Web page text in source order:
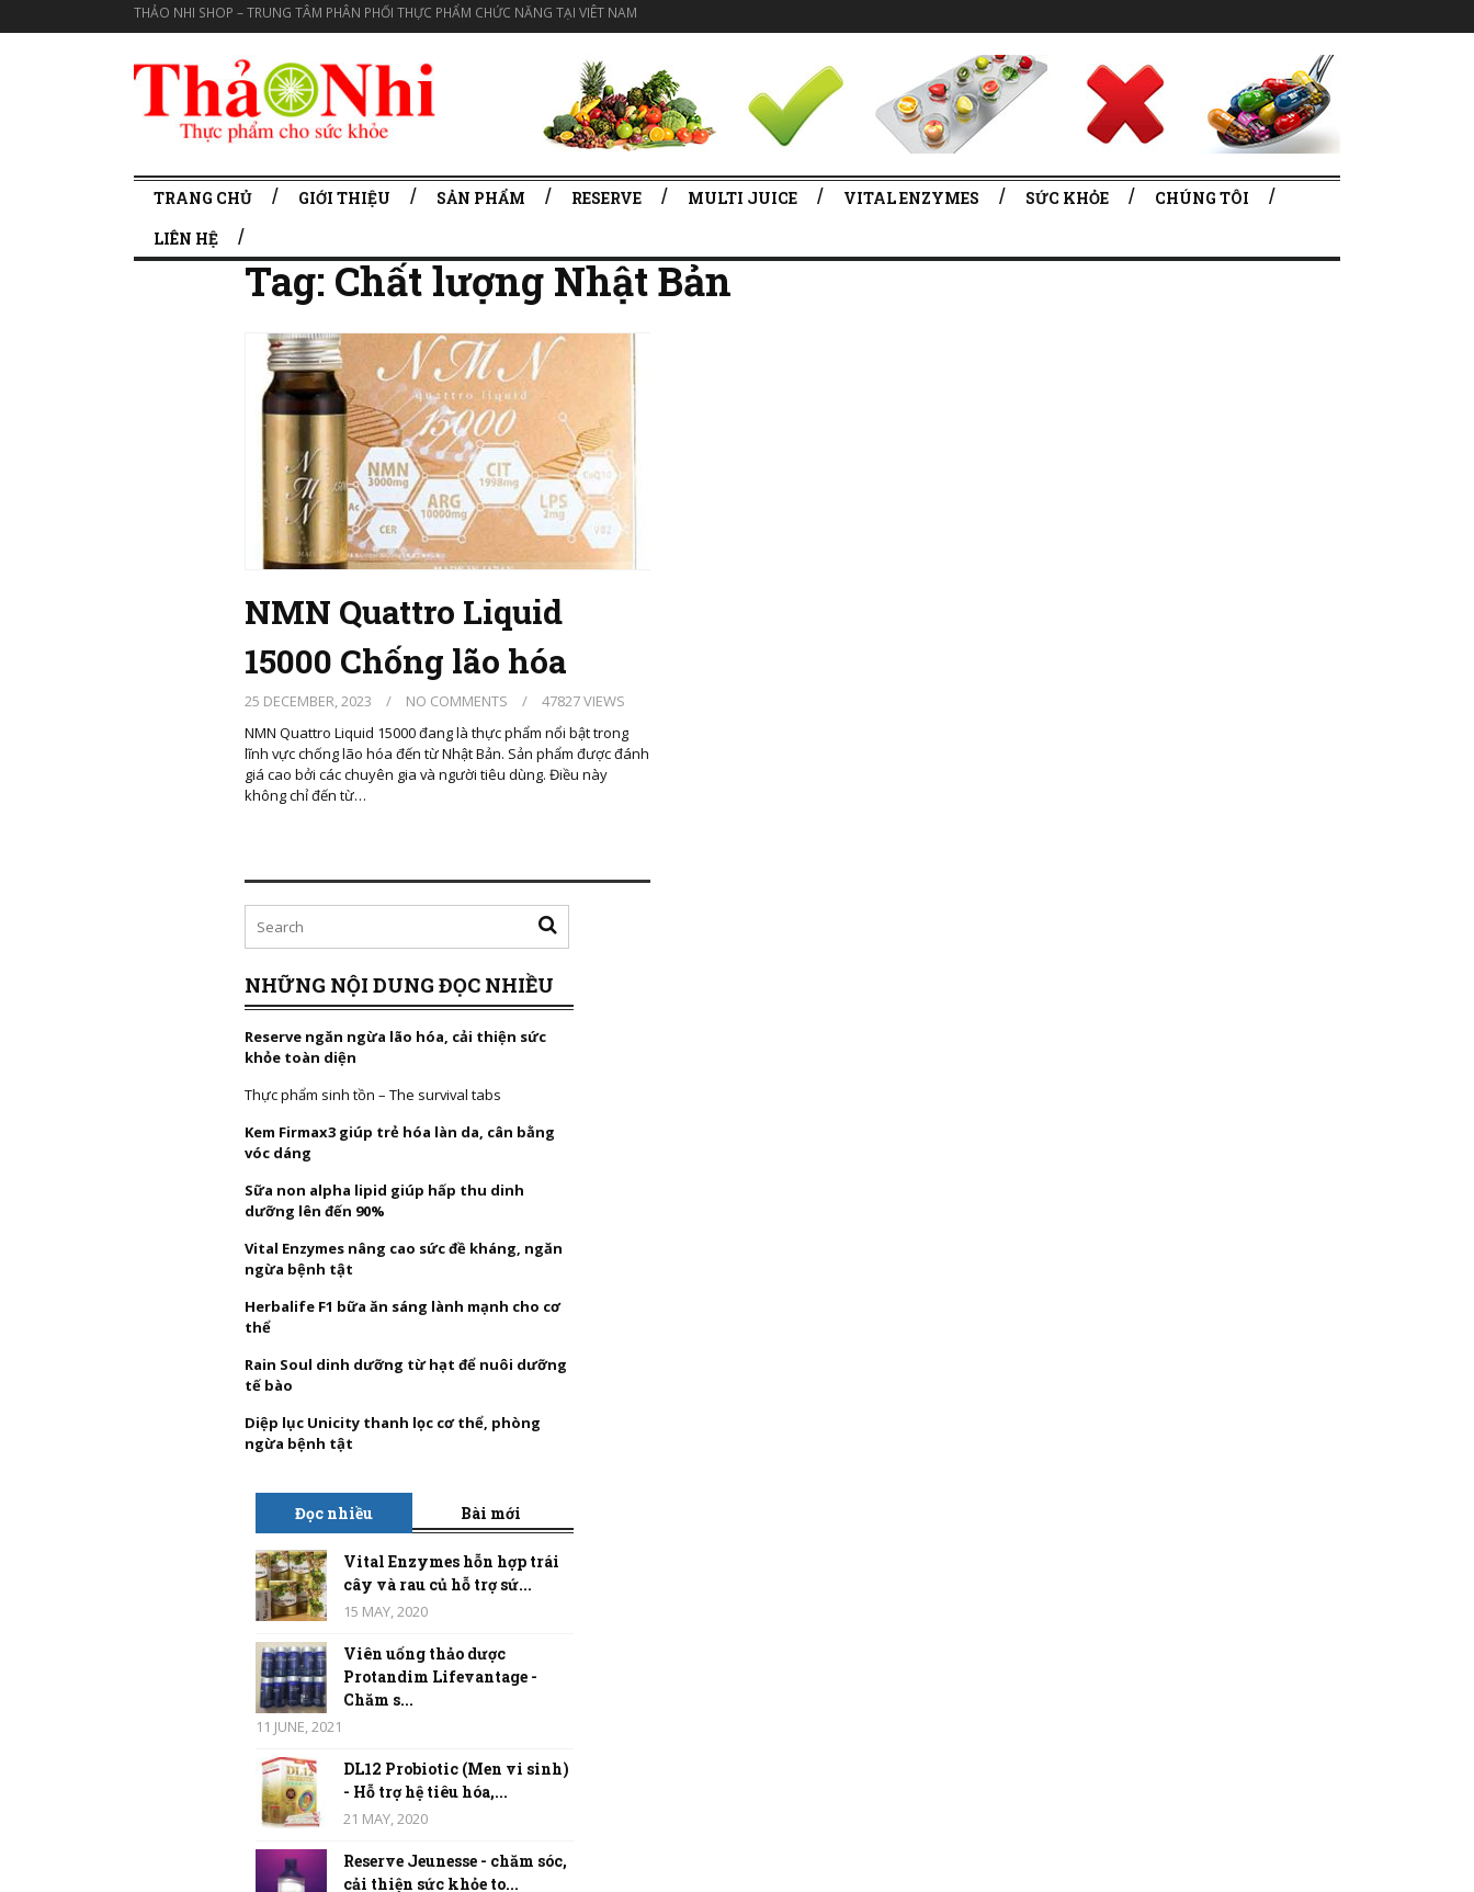
THẢO NHI SHOP – TRUNG TÂM PHÂN PHỐI THỰC PHẨM CHỨC NĂNG TẠI VIÊT NAM
TRANG CHỦ GIỚI THIỆU SẢN PHẨM RESERVE MULTI JUICE VITAL ENZYMES SỨC KHỎE
CHÚNG TÔI
LIÊN HỆ
Tag: Chất lượng Nhật Bản
NMN Quattro Liquid
15000 Chống lão hóa
25 DECEMBER, 2023 / NO COMMENTS /
47827 VIEWS
NMN Quattro Liquid 15000 đang là thực phẩm nổi bật trong
lĩnh vực chống lão hóa đến từ Nhật Bản. Sản phẩm được đánh
giá cao bởi các chuyên gia và người tiêu dùng. Điều này
không chỉ đến từ…
NHỮNG NỘI DUNG ĐỌC NHIỀU
Reserve ngăn ngừa lão hóa, cải thiện sức
khỏe toàn diện
Thực phẩm sinh tồn – The survival tabs
Kem Firmax3 giúp trẻ hóa làn da, cân bằng
vóc dáng
Sữa non alpha lipid giúp hấp thu dinh
dưỡng lên đến 90%
Vital Enzymes nâng cao sức đề kháng, ngăn
ngừa bệnh tật
Herbalife F1 bữa ăn sáng lành mạnh cho cơ
thể
Rain Soul dinh dưỡng từ hạt để nuôi dưỡng
tế bào
Diệp lục Unicity thanh lọc cơ thể, phòng
ngừa bệnh tật
Đọc nhiều Bài mới
Vital Enzymes hỗn hợp trái
cây và rau củ hỗ trợ sứ...
15 MAY, 2020
Viên uống thảo dược
Protandim Lifevantage -
Chăm s...
11 JUNE, 2021
DL12 Probiotic (Men vi sinh)
- Hỗ trợ hệ tiêu hóa,...
21 MAY, 2020
Reserve Jeunesse - chăm sóc,
cải thiện sức khỏe to...